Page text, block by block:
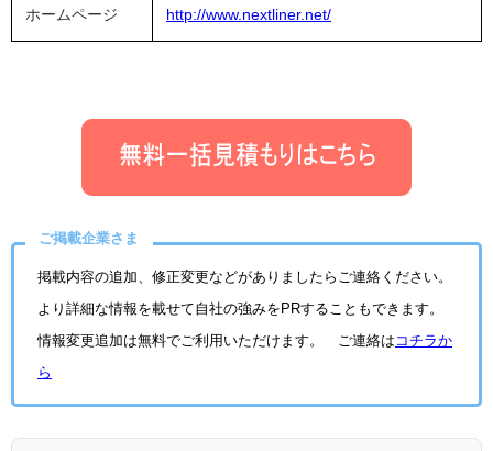
ホームページ http://www.nextliner.net/
ご掲載企業さま
掲載内容の追加、修正変更などがありましたらご連絡ください。
より詳細な情報を載せて自社の強みをPRすることもできます。
情報変更追加は無料でご利用いただけます。 ご連絡は コチラか
ら